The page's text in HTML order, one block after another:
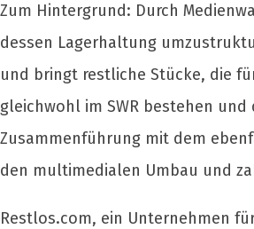
Zum Hintergrund: Durch
dessen Lagerhaltung
und bringt restliche Stücke, die
gleichwohl im SWR bestehen
Zusammenführung mit dem
den multimedialen Umbau und
Restlos.com, ein Unternehmen